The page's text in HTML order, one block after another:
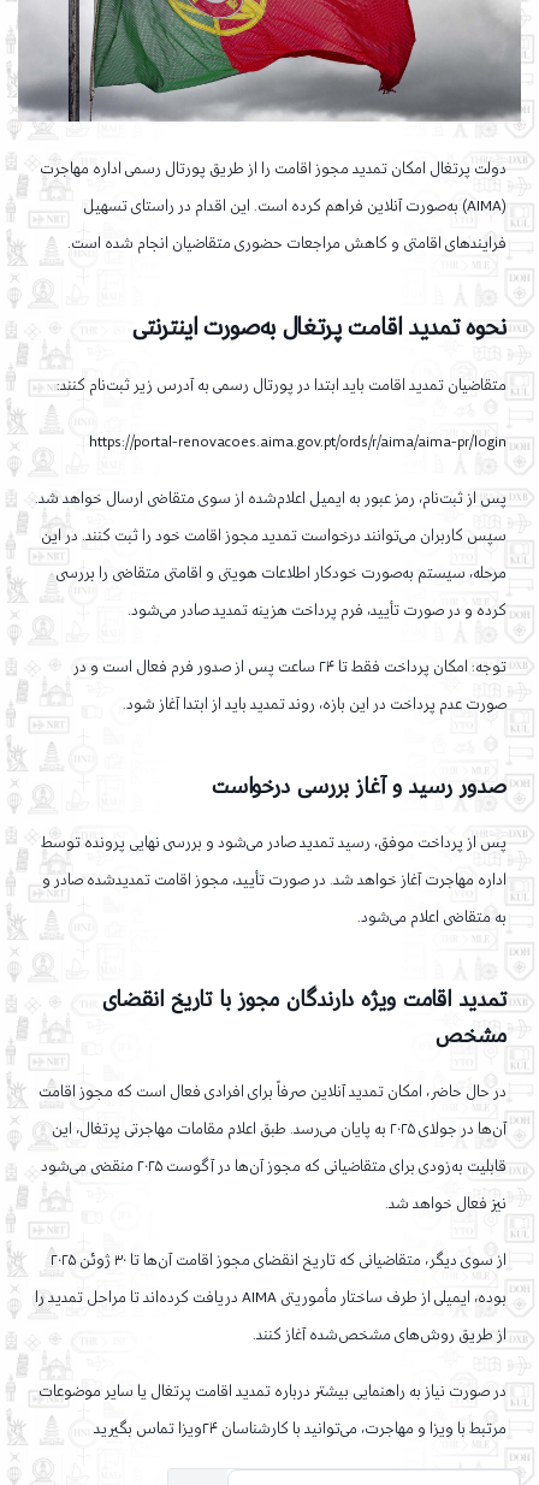
دولت پرتغال امکان تمدید مجوز اقامت را از طریق پورتال رسمی اداره مهاجرت
(AIMA) به‌صورت آنلاین فراهم کرده است. این اقدام در راستای تسهیل
فرایندهای اقامتی و کاهش مراجعات حضوری متقاضیان انجام شده است.
نحوه تمدید اقامت پرتغال به‌صورت اینترنتی
متقاضیان تمدید اقامت باید ابتدا در پورتال رسمی به آدرس زیر ثبت‌نام کنند:
https://portal-renovacoes.aima.gov.pt/ords/r/aima/aima-pr/login
پس از ثبت‌نام، رمز عبور به ایمیل اعلام‌شده از سوی متقاضی ارسال خواهد شد.
سپس کاربران می‌توانند درخواست تمدید مجوز اقامت خود را ثبت کنند. در این
مرحله، سیستم به‌صورت خودکار اطلاعات هویتی و اقامتی متقاضی را بررسی
کرده و در صورت تأیید، فرم پرداخت هزینه تمدید صادر می‌شود.
توجه: امکان پرداخت فقط تا ۲۴ ساعت پس از صدور فرم فعال است و در
صورت عدم پرداخت در این بازه، روند تمدید باید از ابتدا آغاز شود.
صدور رسید و آغاز بررسی درخواست
پس از پرداخت موفق، رسید تمدید صادر می‌شود و بررسی نهایی پرونده توسط
اداره مهاجرت آغاز خواهد شد. در صورت تأیید، مجوز اقامت تمدیدشده صادر و
به متقاضی اعلام می‌شود.
تمدید اقامت ویژه دارندگان مجوز با تاریخ انقضای
مشخص
در حال حاضر، امکان تمدید آنلاین صرفاً برای افرادی فعال است که مجوز اقامت
آن‌ها در جولای ۲۰۲۵ به پایان می‌رسد. طبق اعلام مقامات مهاجرتی پرتغال، این
قابلیت به‌زودی برای متقاضیانی که مجوز آن‌ها در آگوست ۲۰۲۵ منقضی می‌شود
نیز فعال خواهد شد.
از سوی دیگر، متقاضیانی که تاریخ انقضای مجوز اقامت آن‌ها تا ۳۰ ژوئن ۲۰۲۵
بوده، ایمیلی از طرف ساختار مأموریتی AIMA دریافت کرده‌اند تا مراحل تمدید را
از طریق روش‌های مشخص‌شده آغاز کنند.
در صورت نیاز به راهنمایی بیشتر درباره تمدید اقامت پرتغال یا سایر موضوعات
مرتبط با ویزا و مهاجرت، می‌توانید با کارشناسان ۲۴ویزا تماس بگیرید